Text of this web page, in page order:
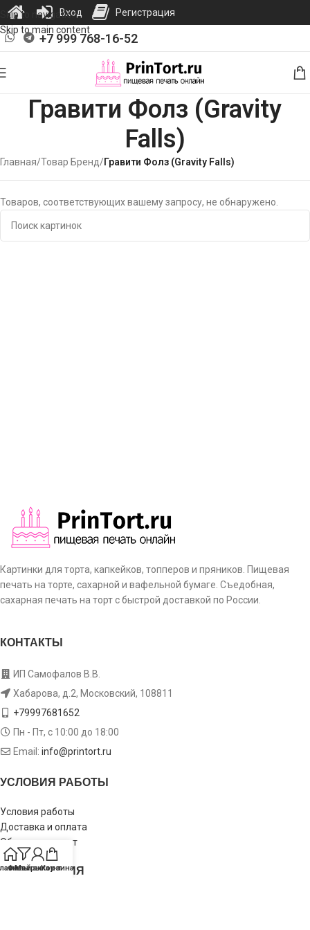
Skip to navigation
Skip to main content
+7 999 768-16-52
Гравити Фолз (Gravity
Falls)
Главная/Товар Бренд/Гравити Фолз (Gravity Falls)
Товаров, соответствующих вашему запросу, не обнаружено.
Картинки для торта, капкейков, топперов и пряников. Пищевая
печать на торте, сахарной и вафельной бумаге. Съедобная,
сахарная печать на торт с быстрой доставкой по России.
КОНТАКТЫ
ИП Самофалов В.В.
Хабарова, д.2, Московский, 108811
+79997681652
Пн - Пт, с 10:00 до 18:00
Email: info@printort.ru
УСЛОВИЯ РАБОТЫ
Условия работы
Доставка и оплата
Обмен и возврат
ИНФОРМАЦИЯ
Фильтры
Мой аккаунт
Корзина
Вход Регистрация